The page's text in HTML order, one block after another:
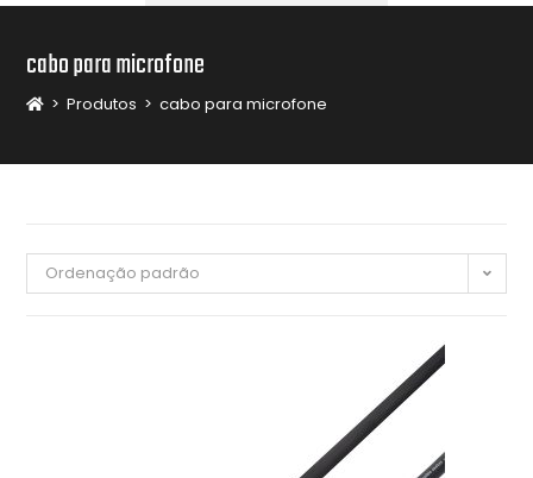
cabo para microfone
> Produtos > cabo para microfone
Ordenação padrão